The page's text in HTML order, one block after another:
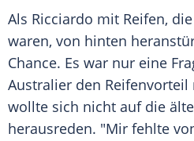
Als Ricciardo mit Reifen,
waren, von hinten
Chance. Es war nur eine
Australier den Reifenvorteil
wollte sich nicht auf die
herausreden. "Mir fehlte